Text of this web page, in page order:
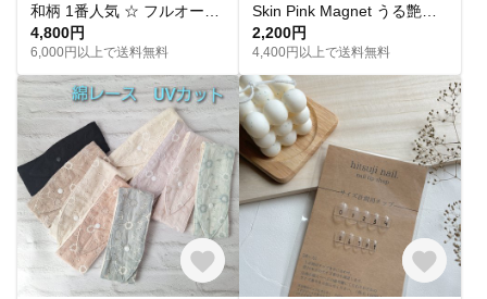
4,800円
6,000円以上で送料無料
2,200円
4,400円以上で送料無料